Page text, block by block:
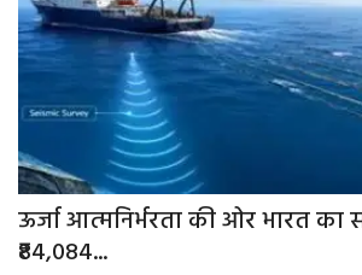
ऊर्जा आत्मनिर्भरता की ओर भारत
₹84,084...